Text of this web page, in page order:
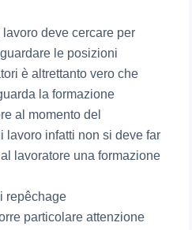
deve cercare per
le posizioni
è altrettanto vero che
la formazione
al momento del
lavoro infatti non si deve far
lavoratore una formazione
repêchage
particolare attenzione